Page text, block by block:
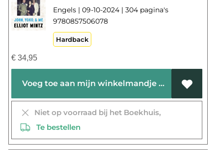
Engels | 09-10-2024 | 304 pagina's
9780857506078
Hardback
€34,95
Voeg toe aan mijn winkelmandje
Niet op voorraad bij het Boekhuis,
Te bestellen